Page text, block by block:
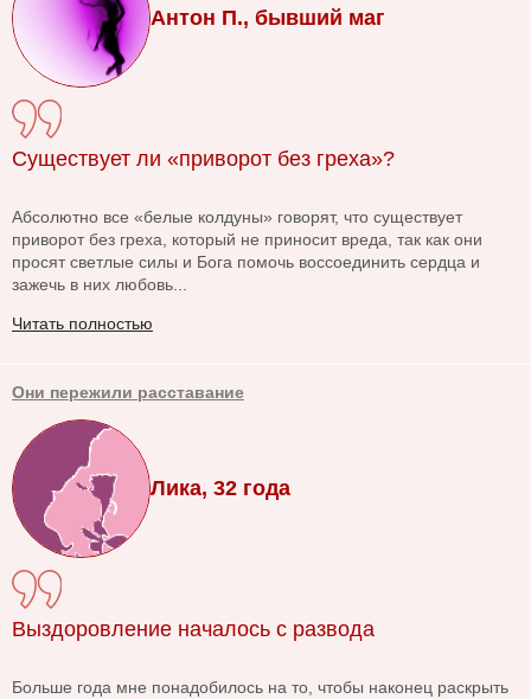
Антон П., бывший маг
Существует ли «приворот без греха»?
Абсолютно все «белые колдуны» говорят, что существует
приворот без греха, который не приносит вреда, так как они
просят светлые силы и Бога помочь воссоединить сердца и
зажечь в них любовь...
Читать полностью
Они пережили расставание
Лика, 32 года
Выздоровление началось с развода
Больше года мне понадобилось на то, чтобы наконец раскрыть